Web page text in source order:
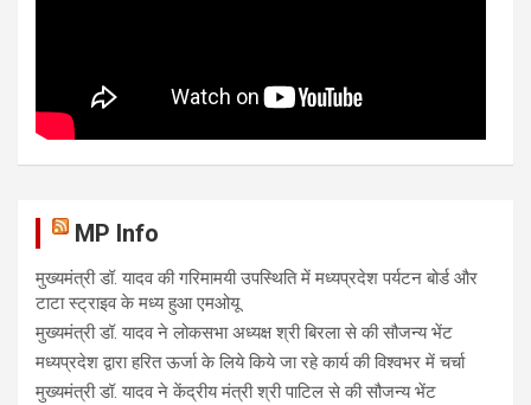
MP Info
मुख्यमंत्री डॉ. यादव की गरिमामयी उपस्थिति में मध्यप्रदेश पर्यटन बोर्ड और
टाटा स्ट्राइव के मध्य हुआ एमओयू
मुख्यमंत्री डॉ. यादव ने लोकसभा अध्यक्ष श्री बिरला से की सौजन्य भेंट
मध्यप्रदेश द्वारा हरित ऊर्जा के लिये किये जा रहे कार्य की विश्वभर में चर्चा
मुख्यमंत्री डॉ. यादव ने केंद्रीय मंत्री श्री पाटिल से की सौजन्य भेंट